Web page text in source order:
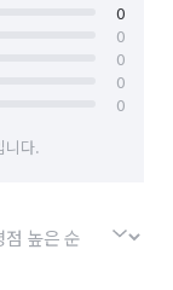
0
0
0
0
0
니다.